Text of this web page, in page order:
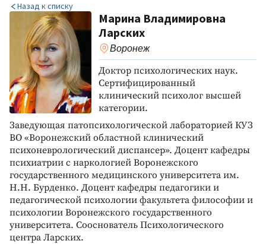
Назад к списку
Марина Владимировна
Ларских
Воронеж
Доктор психологических наук.
Сертифицированный
клинический психолог высшей
категории.
Заведующая патопсихологической лабораторией КУЗ
ВО «Воронежский областной клинический
психоневрологический диспансер». Доцент кафедры
психиатрии с наркологией Воронежского
государственного медицинского университета им.
Н.Н. Бурденко. Доцент кафедры педагогики и
педагогической психологии факультета философии и
психологии Воронежского государственного
университета. Сооснователь Психологического
центра Ларских.